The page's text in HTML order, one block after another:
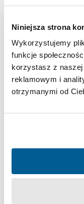
Niniejsza strona
Wykorzystujemy
funkcje
korzystasz z naszej
reklamowym i
otrzymanymi od
Jeżeli ten problem nie
się nad ingerencją
czynników, które